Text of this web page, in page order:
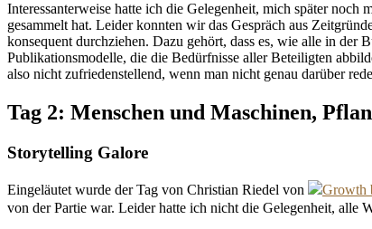
Interessanterweise hatte ich die Gelegenheit, mich später noch
gesammelt hat. Leider konnten wir das Gespräch aus
konsequent durchziehen. Dazu gehört, dass es, wie alle in der
Publikationsmodelle, die die Bedürfnisse aller Beteiligten
also nicht zufriedenstellend, wenn man nicht genau darüber
Tag 2: Menschen und Maschinen,
Storytelling Galore
Eingeläutet wurde der Tag von Christian Riedel von Growth
von der Partie war. Leider hatte ich nicht die Gelegenheit, alle